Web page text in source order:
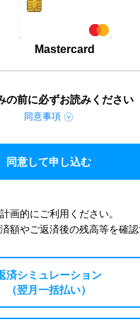
Mastercard
の前に必ずお読みください
同意事項
同意して申し込む
画的にご利用ください。
額やご返済後の残高等を確認
済シミュレーション
（翌月一括払い）